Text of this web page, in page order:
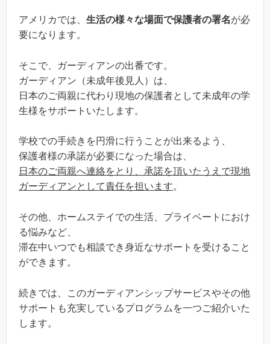
アメリカでは、 生活の様々な場面で保護者の署名が必
要になります。
そこで、ガーディアンの出番です。
ガーディアン（未成年後見人）は、
日本のご両親に代わり現地の保護者として未成年の学
生様をサポートいたします。
学校での手続きを円滑に行うことが出来るよう、
保護者様の承諾が必要になった場合は、
日本のご両親へ連絡をとり、承諾を頂いたうえで現地
ガーディアンとして責任を担います。
その他、ホームステイでの生活、プライベートにおけ
る悩みなど、
滞在中いつでも相談でき身近なサポートを受けること
ができます。
続きでは、このガーディアンシップサービスやその他
サポートも充実しているプログラムを一つご紹介いた
します。